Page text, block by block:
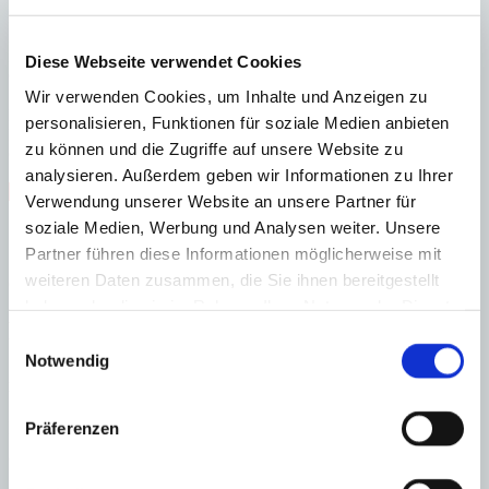
Diese Webseite verwendet Cookies
Wir verwenden Cookies, um Inhalte und Anzeigen zu
personalisieren, Funktionen für soziale Medien anbieten
zu können und die Zugriffe auf unsere Website zu
analysieren. Außerdem geben wir Informationen zu Ihrer
Verwendung unserer Website an unsere Partner für
soziale Medien, Werbung und Analysen weiter. Unsere
Partner führen diese Informationen möglicherweise mit
weiteren Daten zusammen, die Sie ihnen bereitgestellt
Notwendig
Präferenzen
Energiezertifikat wurde beantragt
Steuern beim Immobilienkauf auf Mallorca!
Zuständiges Büro
OFICINA SANTANYI | Mirjana Antic0034971163400
Alle Angaben basieren auf Informationen und Daten, die uns vom
Partner übernimmt keinerlei Garantie für Vollständigkeit, Richtigkeit
und Aktualität der Angaben und Legalität der Immobilie. Die
Nebenkosten wie Steuern, Notar-, Grundbuch- und Gestoriakosten.